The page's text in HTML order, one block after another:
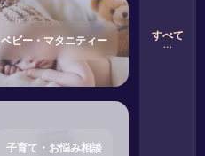
ベビー・マタニティー
子育て・お悩み相談
すべて